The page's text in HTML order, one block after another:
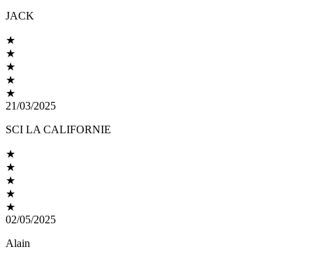
JACK
★
★
★
★
★
21/03/2025
SCI LA CALIFORNIE
★
★
★
★
★
02/05/2025
Alain